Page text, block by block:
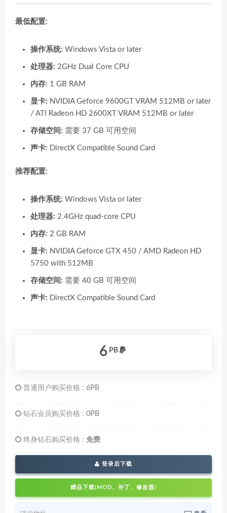
最低配置:
操作系统: Windows Vista or later
处理器: 2GHz Dual Core CPU
内存: 1 GB RAM
显卡: NVIDIA Geforce 9600GT VRAM 512MB or later
/ ATI Radeon HD 2600XT VRAM 512MB or later
存储空间: 需要 37 GB 可用空间
声卡: DirectX Compatible Sound Card
推荐配置:
操作系统: Windows Vista or later
处理器: 2.4GHz quad-core CPU
内存: 2 GB RAM
显卡: NVIDIA Geforce GTX 450 / AMD Radeon HD
5750 with 512MB
存储空间: 需要 40 GB 可用空间
声卡: DirectX Compatible Sound Card
6 PB
普通用户购买价格 : 6PB
钻石会员购买价格 : 0PB
终身钻石购买价格 : 免费
登录后下载
赠品下载(MOD、补丁、修改器)